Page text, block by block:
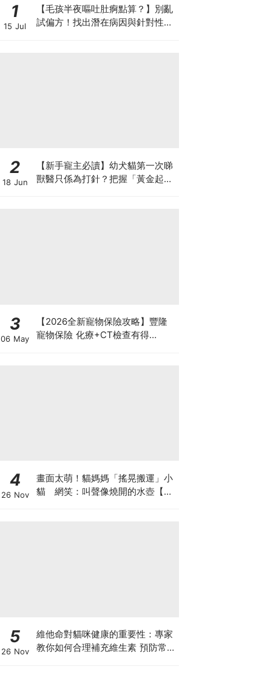
1
15 Jul
【毛孩半夜嘔吐肚痾點算？】別亂
試偏方！找出潛在病因與針對性營
2
18 Jun
【新手寵主必讀】幼犬貓第一次睇
獸醫只係為打針？把握「黃金起跑
3
06 May
【2026全新寵物保險攻略】豐隆
寵物保險 化療+CT檢查有得
4
26 Nov
畫面太萌！貓媽媽「搖晃搬運」小
貓 網笑：叫聲像燒開的水壺【有
5
26 Nov
維他命對貓咪健康的重要性：專家
教你如何合理補充維生素 預防常見